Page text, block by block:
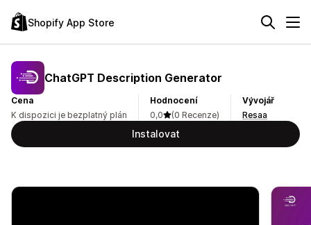
Shopify App Store
ChatGPT Description Generator
Cena
K dispozici je bezplatný plán
Hodnocení
0,0
(0 Recenze)
Vývojář
Resaa
Instalovat